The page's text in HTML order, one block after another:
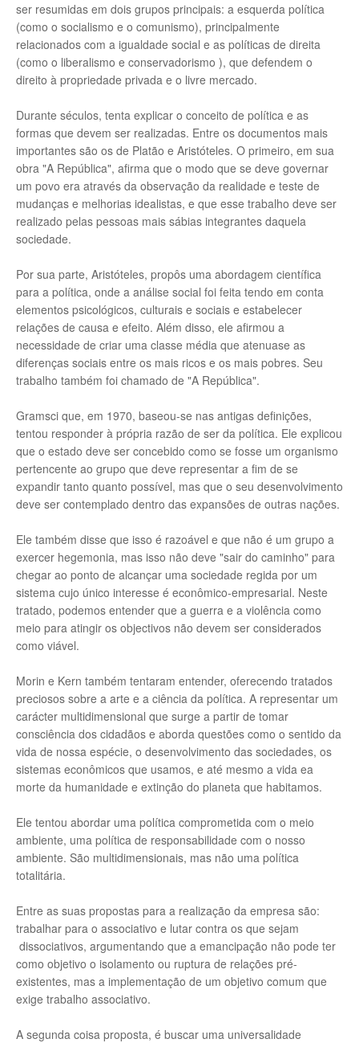
ser resumidas em dois grupos principais: a esquerda política
(como o socialismo e o comunismo), principalmente
relacionados com a igualdade social e as políticas de direita
(como o liberalismo e conservadorismo ), que defendem o
direito à propriedade privada e o livre mercado.
Durante séculos, tenta explicar o conceito de política e as
formas que devem ser realizadas. Entre os documentos mais
importantes são os de Platão e Aristóteles. O primeiro, em sua
obra "A República", afirma que o modo que se deve governar
um povo era através da observação da realidade e teste de
mudanças e melhorias idealistas, e que esse trabalho deve ser
realizado pelas pessoas mais sábias integrantes daquela
sociedade.
Por sua parte, Aristóteles, propôs uma abordagem científica
para a política, onde a análise social foi feita tendo em conta
elementos psicológicos, culturais e sociais e estabelecer
relações de causa e efeito. Além disso, ele afirmou a
necessidade de criar uma classe média que atenuase as
diferenças sociais entre os mais ricos e os mais pobres. Seu
trabalho também foi chamado de "A República".
Gramsci que, em 1970, baseou-se nas antigas definições,
tentou responder à própria razão de ser da política. Ele explicou
que o estado deve ser concebido como se fosse um organismo
pertencente ao grupo que deve representar a fim de se
expandir tanto quanto possível, mas que o seu desenvolvimento
deve ser contemplado dentro das expansões de outras nações.
Ele também disse que isso é razoável e que não é um grupo a
exercer hegemonia, mas isso não deve "sair do caminho" para
chegar ao ponto de alcançar uma sociedade regida por um
sistema cujo único interesse é econômico-empresarial. Neste
tratado, podemos entender que a guerra e a violência como
meio para atingir os objectivos não devem ser considerados
como viável.
Morin e Kern também tentaram entender, oferecendo tratados
preciosos sobre a arte e a ciência da política. A representar um
carácter multidimensional que surge a partir de tomar
consciência dos cidadãos e aborda questões como o sentido da
vida de nossa espécie, o desenvolvimento das sociedades, os
sistemas econômicos que usamos, e até mesmo a vida ea
morte da humanidade e extinção do planeta que habitamos.
Ele tentou abordar uma política comprometida com o meio
ambiente, uma política de responsabilidade com o nosso
ambiente. São multidimensionais, mas não uma política
totalitária.
Entre as suas propostas para a realização da empresa são:
trabalhar para o associativo e lutar contra os que sejam
dissociativos, argumentando que a emancipação não pode ter
como objetivo o isolamento ou ruptura de relações pré-
existentes, mas a implementação de um objetivo comum que
exige trabalho associativo.
A segunda coisa proposta, é buscar uma universalidade